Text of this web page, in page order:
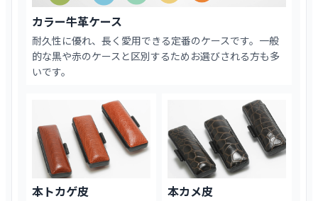
カラー牛革ケース
耐久性に優れ、長く愛用できる定番のケースです。一般
的な黒や赤のケースと区別するためお選びされる方も多
いです。
本トカゲ皮 本カメ皮